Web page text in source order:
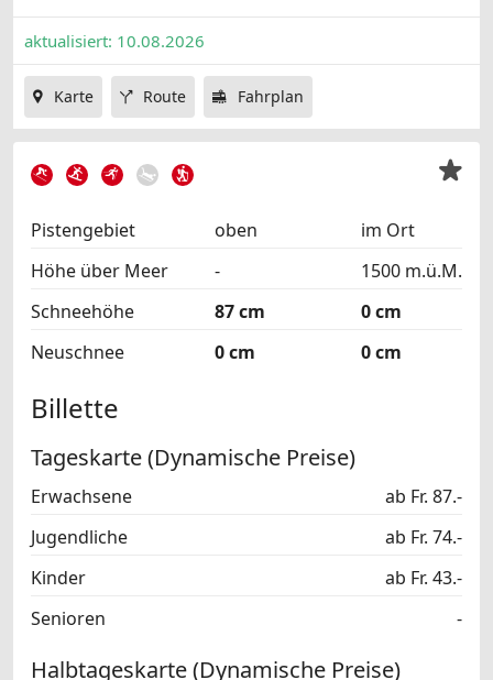
aktualisiert: 10.08.2026
Karte Route Fahrplan
Pistengebiet oben
im Ort
Höhe über Meer
-
1500 m.ü.M.
Schneehöhe
87 cm
0 cm
Neuschnee
0 cm 0 cm
Billette
Tageskarte (Dynamische Preise)
Erwachsene
ab Fr. 87.-
Jugendliche
ab Fr. 74.-
Kinder
ab Fr. 43.-
Senioren
-
Halbtageskarte (Dynamische Preise)